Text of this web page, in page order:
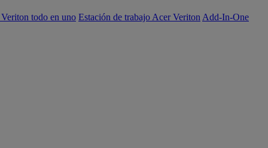
todo en uno Estación de trabajo Acer Veriton Add-In-One